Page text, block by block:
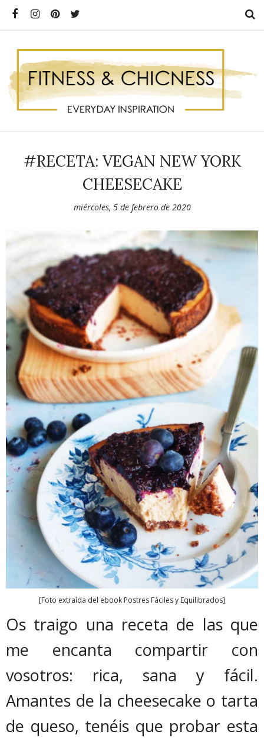
#RECETA: VEGAN NEW YORK
CHEESECAKE
miércoles, 5 de febrero de 2020
[Foto extraída del ebook Postres Fáciles y Equilibrados]
Os traigo una receta de las que
me encanta compartir con
vosotros: rica, sana y fácil.
Amantes de la cheesecake o tarta
de queso, tenéis que probar esta